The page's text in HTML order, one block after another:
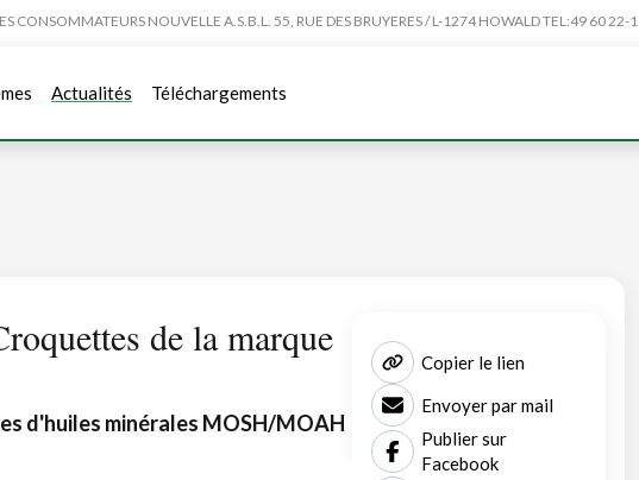
CONSOMMATEURS NOUVELLE A.S.B.L. 55, RUE DES BRUYERES / L-1274 HOWALD TEL:49 60 22-1
Actualités Téléchargements
de la marque
d'huiles minérales MOSH/MOAH
Copier le lien
Envoyer par mail
Publier sur
Facebook